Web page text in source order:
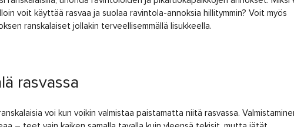
voit käyttää rasvaa ja suolaa ravintola-annoksia hillitymmin? Voit myös
ranskalaiset jollakin terveellisemmällä lisukkeella.
rasvassa
voi kun voikin valmistaa paistamatta niitä rasvassa.